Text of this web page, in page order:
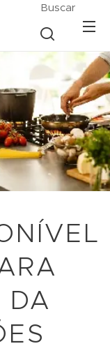
Buscar
DA